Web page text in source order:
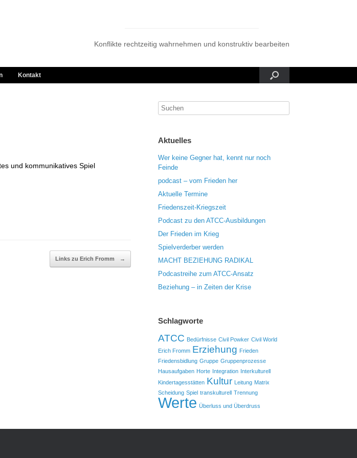
Konflikte rechtzeitig wahrnehmen und konstruktiv bearbeiten
Kontakt
und kommunikatives Spiel
Links zu Erich Fromm →
Aktuelles
Wer keine Gegner hat, kennt nur noch
Feinde
podcast – vom Frieden her
Aktuelle Termine
Friedenszeit-Kriegszeit
Podcast zu den ATCC-Ausbildungen
Der Frieden im Krieg
Spielverderber werden
MACHT BEZIEHUNG RADIKAL
Podcastreihe zum ATCC-Ansatz
Beziehung – in Zeiten der Krise
Schlagworte
ATCC Bedürfnisse Civil Powker Civil World
Erich Fromm Erziehung Frieden
Friedensbidlung Gruppe Gruppenprozesse
Hausaufgaben Horte Integration Interkulturell
Kindertagesstätten Kultur Leitung Matrix
Scheidung Spiel transkulturell Trennung
Werte Überluss und Überdruss